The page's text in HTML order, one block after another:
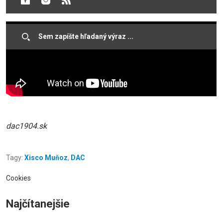
Prvý rozhovor s novým trénerom Xiscom Muňozom.
dac1904.sk
Tagy: Xisco Muňoz, DAC
Cookies
Najčítanejšie